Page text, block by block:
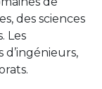
des sciences
Les